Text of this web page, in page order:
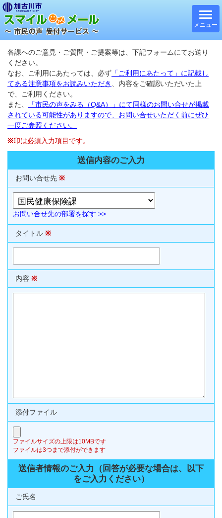
メニュー
各課へのご意見・ご質問・ご提案等は、下記フォームにてお送り
ください。
なお、ご利用にあたっては、必ず 「ご利用にあたって」に記載し
てある注意事項をお読みいただき
、内容をご確認いただいた上
で、ご利用ください。
また、
「市民の声をみる（Q&A）」にて同様のお問い合せが掲載
されている可能性がありますので、お問い合せいただく前にぜひ
一度ご参照ください。
※印は必須入力項目です。
送信内容のご入力
お問い合せ先 ※
お問い合せ先の部署を探す >>
タイトル ※
内容 ※
添付ファイル
ファイルサイズの上限は10MBです
ファイルは3つまで添付ができます
送信者情報のご入力（回答が必要な場合は、以下
をご入力ください）
ご氏名